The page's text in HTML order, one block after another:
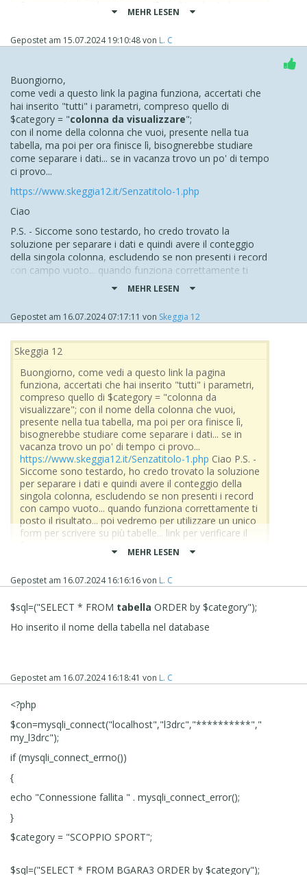
</body>
pagina completa... ho aggiunto una piccola
personalizzazione grafica...
id="box">' . $category . '</div>'; echo '<div id="box1">'
mysqli_close($con); ?> </body> </html> ...
Ho preso codice oggetto HTML
CSS HO inserito Style
html il resto del codice inserendo i parametri , nella pagina
non si visualizza nulla
MEHR LESEN
Gepostet am 15.07.2024 19:10:48von L. C
Buongiorno,
come vedi a questo link la pagina funziona, accertati che
hai inserito "tutti" i parametri, compreso quello di
$category = "colonna da visualizzare";
con il nome della colonna che vuoi, presente nella tua
tabella, ma poi per ora finisce lì, bisognerebbe studiare
come separare i dati... se in vacanza trovo un po' di tempo
ci provo...
https://www.skeggia12.it/Senzatitolo-1.php
Ciao
P.S. - Siccome sono testardo, ho credo trovato la
soluzione per separare i dati e quindi avere il conteggio
della singola colonna, escludendo se non presenti i record
con campo vuoto... quando funziona correttamente ti
posto il risultato... poi vedremo per utilizzare un unico
form per scrivere su più tabelle...
link per verificare il funzionamento:
nel campo puoi inserire uno di questi nomi di colonne
della tabella che ho usato:
nome
titolare
chiusuramattina
aperturapomeriggio
chiusurapomeriggio
sono presenti solo 4 record, ed alcuni hanno campi vuoti,
di quelli che ti ho scritto, così puoi vedere che funziona.
MEHR LESEN
Gepostet am 16.07.2024 07:17:11 von Skeggia 12
Skeggia 12
Buongiorno, come vedi a questo link la pagina
funziona, accertati che hai inserito "tutti" i parametri,
compreso quello di $category = "colonna da
visualizzare"; con il nome della colonna che vuoi,
presente nella tua tabella, ma poi per ora finisce lì,
bisognerebbe studiare come separare i dati... se in
vacanza trovo un po' di tempo ci provo...
https://www.skeggia12.it/Senzatitolo-1.php Ciao P.S. -
Siccome sono testardo, ho credo trovato la soluzione
per separare i dati e quindi avere il conteggio della
singola colonna, escludendo se non presenti i record
con campo vuoto... quando funziona correttamente ti
posto il risultato... poi vedremo per utilizzare un unico
form per scrivere su più tabelle... link per verificare il
https://www.skeggia12.it/crud2/Senzatitolo-2.php
della tabella che ho usato: nome titolare
chiusurapomeriggio sono presenti solo 4 record, ed
così puoi vedere che funziona.
ho verificato tutti i parametri non riesco a capire cosa non
MEHR LESEN
Gepostet am 16.07.2024 16:16:16von L. C
$sql=("SELECT * FROM tabella ORDER by $category");
Ho inserito il nome della tabella nel database
Gepostet am 16.07.2024 16:18:41 von L. C
<?php
$con=mysqli_connect("localhost","l3drc","**********","
my_l3drc");
if (mysqli_connect_errno())
{
echo "Connessione fallita " . mysqli_connect_error();
}
$category = "SCOPPIO SPORT";
$sql=("SELECT * FROM BGARA3 ORDER by $category");